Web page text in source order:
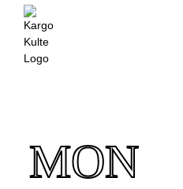
Passer
contenu
MON